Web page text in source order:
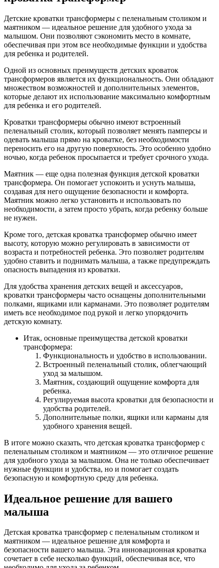
Детские кроватки трансформеры с пеленальным столиком и
маятником — идеальное решение для удобного ухода за
малышом. Они позволяют сэкономить место в комнате,
обеспечивая при этом все необходимые функции и удобства
для ребенка и родителей.
Одной из основных преимуществ детских кроваток
трансформеров является их функциональность. Они обладают
множеством возможностей и дополнительных элементов,
которые делают их использование максимально комфортным
для ребенка и его родителей.
Кроватки трансформеры обычно имеют встроенный
пеленальный столик, который позволяет менять памперсы и
одевать малыша прямо на кроватке, без необходимости
переносить его на другую поверхность. Это особенно удобно
ночью, когда ребенок просыпается и требует срочного ухода.
Маятник — еще одна полезная функция детской кроватки
трансформера. Он помогает успокоить и уснуть малыша,
создавая для него ощущение безопасности и комфорта.
Маятник можно легко установить и использовать по
необходимости, а затем просто убрать, когда ребенку больше
не нужен.
Кроме того, детская кроватка трансформер обычно имеет
высоту, которую можно регулировать в зависимости от
возраста и потребностей ребенка. Это позволяет родителям
удобно ставить и поднимать малыша, а также предупреждать
опасность выпадения из кроватки.
Для удобства хранения детских вещей и аксессуаров,
кроватки трансформеры часто оснащены дополнительными
полками, ящиками или карманами. Это позволяет родителям
иметь все необходимое под рукой и легко упорядочить
детскую комнату.
Итак, основные преимущества детской кроватки
трансформера:
Функциональность и удобство в использовании.
Встроенный пеленальный столик, облегчающий
уход за малышом.
Маятник, создающий ощущение комфорта для
ребенка.
Регулируемая высота кроватки для безопасности и
удобства родителей.
Дополнительные полки, ящики или карманы для
удобного хранения вещей.
В итоге можно сказать, что детская кроватка трансформер с
пеленальным столиком и маятником — это отличное решение
для удобного ухода за малышом. Она не только обеспечивает
нужные функции и удобства, но и помогает создать
безопасную и комфортную среду для ребенка.
Идеальное решение для вашего
малыша
Детская кроватка трансформер с пеленальным столиком и
маятником — идеальное решение для комфорта и
безопасности вашего малыша. Эта инновационная кроватка
сочетает в себе несколько функций, обеспечивая все, что